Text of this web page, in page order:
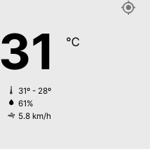
31 ℃
31º - 28º
61%
5.8 km/h